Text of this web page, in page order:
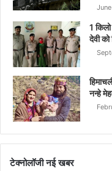
1
देवी को
नन्हे
टेक्नोलॉजी नई खबर